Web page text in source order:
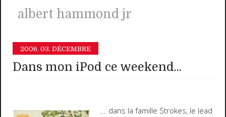
albert hammond jr
2006. 03. DÉCEMBRE
Dans mon iPod ce weekend...
... dans la famille Strokes, le lead